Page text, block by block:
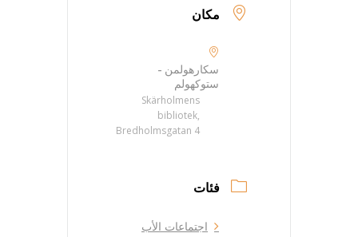
مكان
سكارهولمن -
ستوكهولم
Skärholmens
bibliotek,
Bredholmsgatan 4
فئات
اجتماعات الأب